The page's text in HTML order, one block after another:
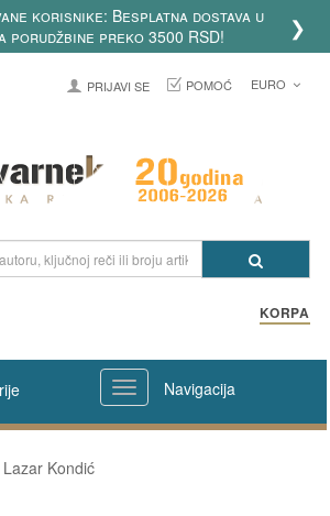
korisnike: Besplatna dostava u
porudžbine preko 3500 RSD!
❯
PRIJAVI SE POMOĆ EURO
KORPA
Navigacija
Lazar Kondić